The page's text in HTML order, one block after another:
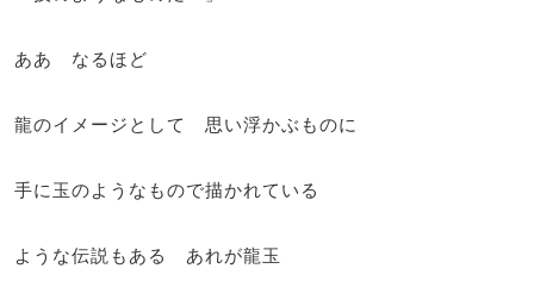
ああ なるほど
龍のイメージとして 思い浮かぶものに
手に玉のようなもので描かれている
ような伝説もある あれが龍玉